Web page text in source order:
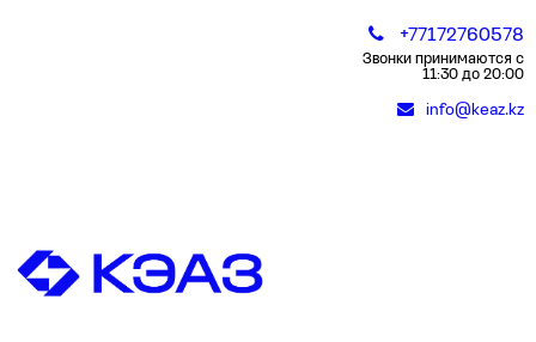
+77172760578
Звонки принимаются с
11:30 до 20:00
info@keaz.kz